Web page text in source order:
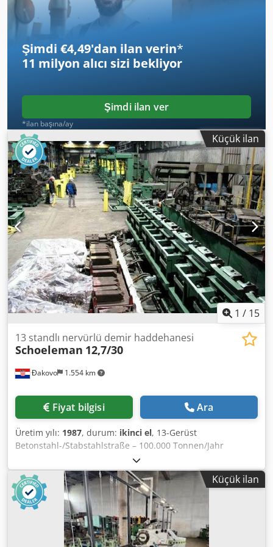
Şimdi €4,49'dan ilan verin*
11 milyon alıcı sizi bekliyor
Şimdi ilan ver
*ilan başına/ay
Küçük ilan
1 / 15
Đakovo 1.554 km
13 standlı nervürlü demir haddehanesi
Schoeleman 12,7/30
Fiyat bilgisi Ara
Üretim yılı: 1987, durum: ikinci el, 13-Gerüst
Betonstahl-/Stabstahlstraße – 100.000 Tonnen/Jahr
Inbetriebnahme: Neubau, Stilllegung: 2003
Hersteller/Konfiguration: 1987 aufgebaut,
Modernisierungen Ende der 1990er und Anfang der
2000er Jahre Formate (Blöcke): Produkte: Betonstahl
(Rebar), Rundstahl, Vierkant, Sechskant, Flachstahl,
Winkelstahl Steuerung/Antriebe: Schloemann, Hille
Engineering, ABB, Ajax Halbkontinuierliche Bauweise,
Küçük ilan